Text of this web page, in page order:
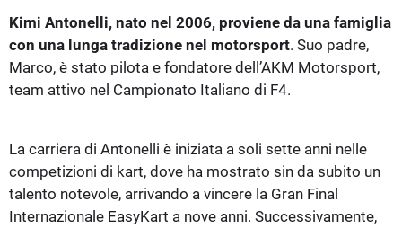
Kimi Antonelli, nato nel 2006, proviene da una famiglia
con una lunga tradizione nel motorsport. Suo padre,
Marco, è stato pilota e fondatore dell’AKM Motorsport,
team attivo nel Campionato Italiano di F4.
La carriera di Antonelli è iniziata a soli sette anni nelle
competizioni di kart, dove ha mostrato sin da subito un
talento notevole, arrivando a vincere la Gran Final
Internazionale EasyKart a nove anni. Successivamente,